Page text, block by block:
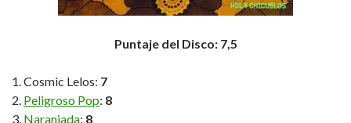
Puntaje del Disco: 7,5
Cosmic Lelos: 7
Peligroso Pop: 8
Naranjada: 8